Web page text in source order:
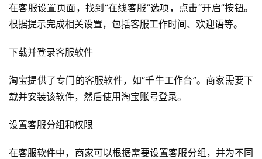
在客服设置页面，找到“在线客服”选项，点击“开启”按钮。
根据提示完成相关设置，包括客服工作时间、欢迎语等。
下载并登录客服软件
淘宝提供了专门的客服软件，如“千牛工作台”。商家需要下
载并安装该软件，然后使用淘宝账号登录。
设置客服分组和权限
在客服软件中，商家可以根据需要设置客服分组，并为不同